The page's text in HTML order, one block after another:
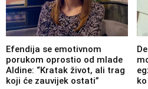
Efendija se emotivnom
porukom oprostio od mlade
Aldine: “Kratak život, ali trag
koji će zauvijek ostati”